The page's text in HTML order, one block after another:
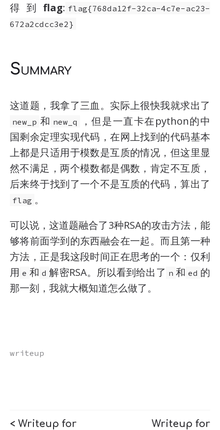
得到 flag: flag{768da12f-32ca-4c7e-ac23-
672a2cdcc3e2}
Summary
这道题，我拿了三血。实际上很快我就求出了
new_p 和 new_q
，但是一直卡在python的中
国剩余定理实现代码，在网上找到的代码基本
上都是只适用于模数是互质的情况，但这里显
然不满足，两个模数都是偶数，肯定不互质，
后来终于找到了一个不是互质的代码，算出了
flag 。
可以说，这道题融合了3种RSA的攻击方法，能
够将前面学到的东西融会在一起。而且第一种
方法，正是我这段时间正在思考的一个：仅利
用 e 和 d 解密RSA。所以看到给出了 n 和 ed 的
那一刻，我就大概知道怎么做了。
writeup
< Writeup for
Writeup for